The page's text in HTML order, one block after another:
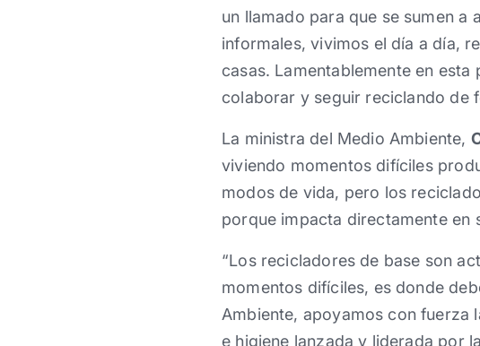
un llamado para que se sumen
informales, vivimos el día a día,
casas. Lamentablemente en
colaborar y seguir reciclando de
La ministra del Medio Ambiente,
viviendo momentos difíciles
modos de vida, pero los
porque impacta directamente en
“Los recicladores de base son
momentos difíciles, es donde
Ambiente, apoyamos con fuerza
e higiene lanzada y liderada por